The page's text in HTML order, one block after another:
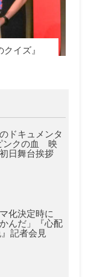
イズ』
ドキュメンタ
ンクの血 映
日舞台挨拶
化決定時に
んだ」『心配
記者会見